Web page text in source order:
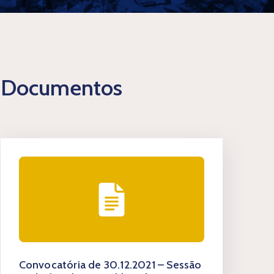
Documentos
Convocatória de 30.12.2021 – Sessão